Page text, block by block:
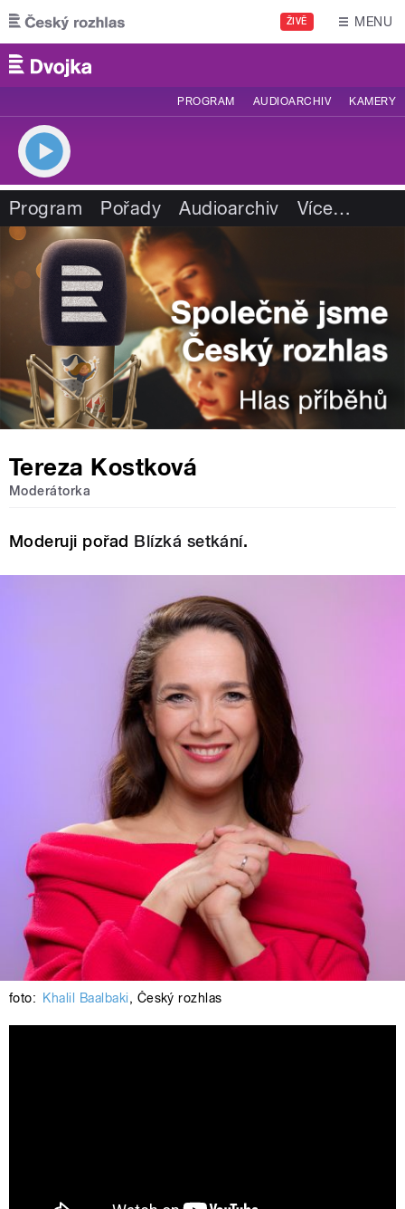
Přejít k hlavnímu obsahu
ŽIVĚ MENU
PROGRAM AUDIOARCHIV KAMERY
Program Pořady Audioarchiv Více…
Tereza Kostková
Moderátorka
Moderuji pořad Blízká setkání.
foto: Khalil Baalbaki, Český rozhlas